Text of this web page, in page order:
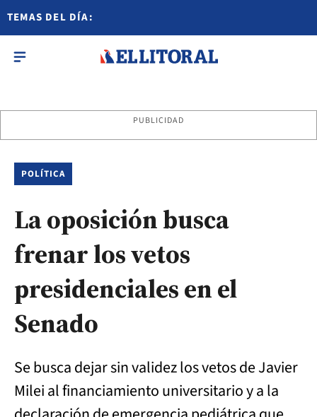
TEMAS DEL DÍA:
PUBLICIDAD
POLÍTICA
La oposición busca
frenar los vetos
presidenciales en el
Senado
Se busca dejar sin validez los vetos de Javier
Milei al financiamiento universitario y a la